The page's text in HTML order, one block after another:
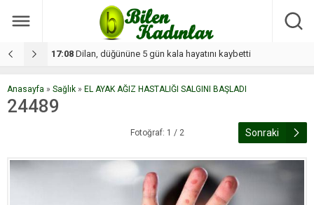
17:08 Dilan, düğününe 5 gün kala hayatını kaybetti
Anasayfa » Sağlık » EL AYAK AĞIZ HASTALIĞI SALGINI BAŞLADI
24489
Fotoğraf: 1 / 2 Sonraki